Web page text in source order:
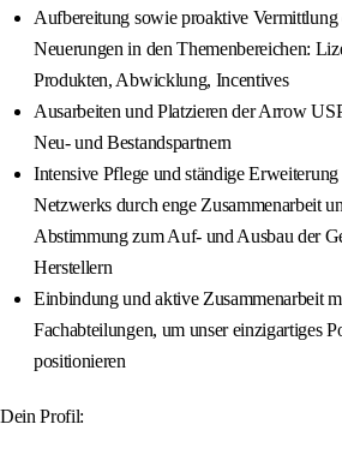
Aufbereitung sowie proaktive Vermittlung
Neuerungen in den Themenbereichen:
Produkten, Abwicklung, Incentives
Ausarbeiten und Platzieren der Arrow
Neu- und Bestandspartnern
Intensive Pflege und ständige Erweiterung
Netzwerks durch enge Zusammenarbeit
Abstimmung zum Auf- und Ausbau der
Herstellern
Einbindung und aktive Zusammenarbeit
Fachabteilungen, um unser einzigartiges
positionieren
Dein Profil: